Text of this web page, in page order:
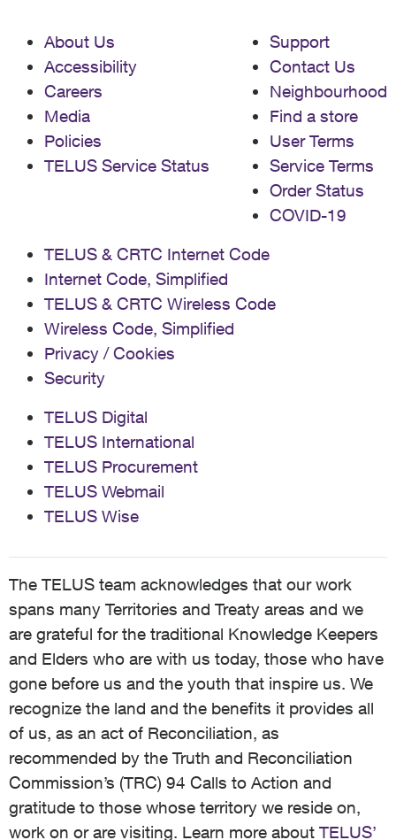
About Us
Accessibility
Careers
Media
Policies
TELUS Service Status
Support
Contact Us
Neighbourhood
Find a store
User Terms
Service Terms
Order Status
COVID-19
TELUS & CRTC Internet Code
Internet Code, Simplified
TELUS & CRTC Wireless Code
Wireless Code, Simplified
Privacy / Cookies
Security
TELUS Digital
TELUS International
TELUS Procurement
TELUS Webmail
TELUS Wise
The TELUS team acknowledges that our work
spans many Territories and Treaty areas and we
are grateful for the traditional Knowledge Keepers
and Elders who are with us today, those who have
gone before us and the youth that inspire us. We
recognize the land and the benefits it provides all
of us, as an act of Reconciliation, as
recommended by the Truth and Reconciliation
Commission’s (TRC) 94 Calls to Action and
gratitude to those whose territory we reside on,
work on or are visiting. Learn more about TELUS’